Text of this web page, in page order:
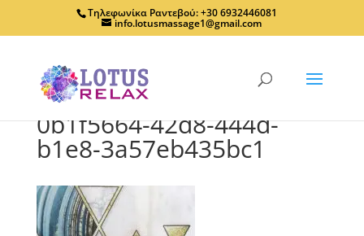
Τηλεφωνίκα Ραντεβού: +30 6932446081
info.lotusmassage1@gmail.com
0b1f5664-42d8-444d-
b1e8-3a57eb435bc1